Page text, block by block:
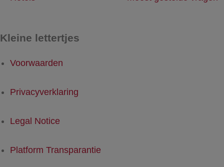
Kleine lettertjes
Voorwaarden
Privacyverklaring
Legal Notice
Platform Transparantie